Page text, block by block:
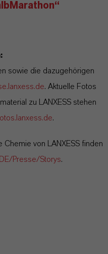
sowie die dazugehörigen
. Aktuelle Fotos
zu LANXESS stehen
.
von LANXESS finden
Presse/Storys.